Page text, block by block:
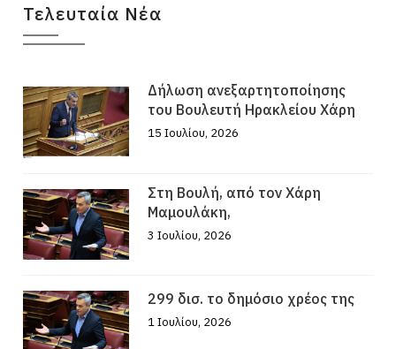
Τελευταία Νέα
Δήλωση ανεξαρτητοποίησης
του Βουλευτή Ηρακλείου Χάρη
15 Ιουλίου, 2026
Στη Βουλή, από τον Χάρη
Μαμουλάκη,
3 Ιουλίου, 2026
299 δισ. το δημόσιο χρέος της
1 Ιουλίου, 2026